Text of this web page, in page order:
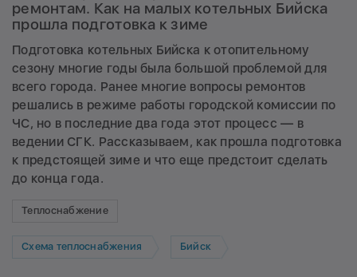
ремонтам. Как на малых котельных Бийска
прошла подготовка к зиме
Подготовка котельных Бийска к отопительному
сезону многие годы была большой проблемой для
всего города. Ранее многие вопросы ремонтов
решались в режиме работы городской комиссии по
ЧС, но в последние два года этот процесс — в
ведении СГК. Рассказываем, как прошла подготовка
к предстоящей зиме и что еще предстоит сделать
до конца года.
Теплоснабжение
Схема теплоснабжения Бийск